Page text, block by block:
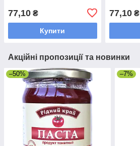
77,10 ₴
Купити
77,10₴
Акційні пропозиції та новинки
–50% –7%